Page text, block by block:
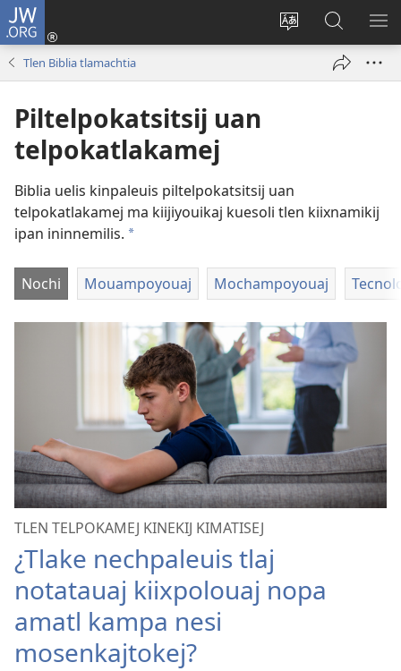
JW.ORG
Xijpatili
Xijpeualti
nikaj
Xijtemo
ipan
JW.ORG
MA
Tlen Biblia tlamachtia
Piltelpokatsitsij uan
telpokatlakamej
Biblia uelis kinpaleuis piltelpokatsitsij uan
telpokatlakamej ma kiijiyouikaj kuesoli tlen kiixnamikij
ipan ininnemilis. a
Nochi Mouampoyouaj Mochampoyouaj
TLEN TELPOKAMEJ KINEKIJ KIMATISEJ
¿Tlake nechpaleuis tlaj
notatauaj kiixpolouaj nopa
amatl kampa nesi
mosenkajtokej?